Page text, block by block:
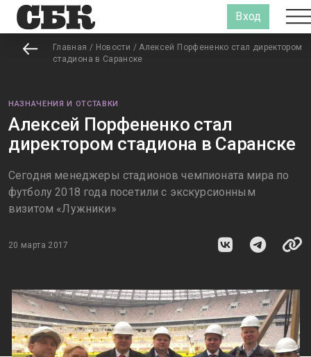
Вход
Главная / Новости / Алексей Порфененко стал директором
стадиона в Саранске
НАЗНАЧЕНИЯ И ОТСТАВКИ
Алексей Порфененко стал
директором стадиона в Саранске
Сегодня менеджеры стадионов чемпионата мира по
футболу 2018 года посетили с экскурсионным
визитом «Лужники»
20 марта 2017